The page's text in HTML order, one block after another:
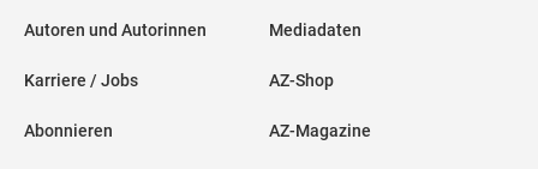
Autoren und Autorinnen
Karriere / Jobs
Abonnieren
Mediadaten
AZ-Shop
AZ-Magazine